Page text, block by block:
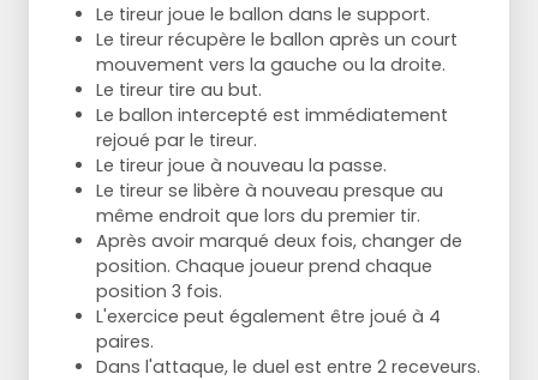
Le tireur joue le ballon dans le support.
Le tireur récupère le ballon après un court
mouvement vers la gauche ou la droite.
Le tireur tire au but.
Le ballon intercepté est immédiatement
rejoué par le tireur.
Le tireur joue à nouveau la passe.
Le tireur se libère à nouveau presque au
même endroit que lors du premier tir.
Après avoir marqué deux fois, changer de
position. Chaque joueur prend chaque
position 3 fois.
L'exercice peut également être joué à 4
paires.
Dans l'attaque, le duel est entre 2 receveurs.